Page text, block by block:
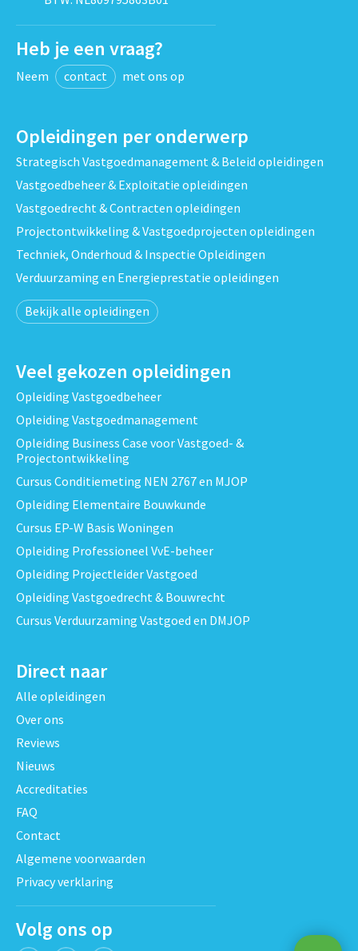
Heb je een vraag?
Neem contact met ons op
Opleidingen per onderwerp
Strategisch Vastgoedmanagement & Beleid opleidingen
Vastgoedbeheer & Exploitatie opleidingen
Vastgoedrecht & Contracten opleidingen
Projectontwikkeling & Vastgoedprojecten opleidingen
Techniek, Onderhoud & Inspectie Opleidingen
Verduurzaming en Energieprestatie opleidingen
Bekijk alle opleidingen
Veel gekozen opleidingen
Opleiding Vastgoedbeheer
Opleiding Vastgoedmanagement
Opleiding Business Case voor Vastgoed- &
Projectontwikkeling
Cursus Conditiemeting NEN 2767 en MJOP
Opleiding Elementaire Bouwkunde
Cursus EP-W Basis Woningen
Opleiding Professioneel VvE-beheer
Opleiding Projectleider Vastgoed
Opleiding Vastgoedrecht & Bouwrecht
Cursus Verduurzaming Vastgoed en DMJOP
Direct naar
Alle opleidingen
Over ons
Reviews
Nieuws
Accreditaties
FAQ
Contact
Algemene voorwaarden
Privacy verklaring
Volg ons op